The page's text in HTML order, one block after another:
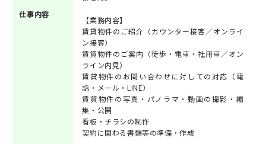
仕事内容
【業務内容】
賃貸物件のご紹介（カウンター接客／オンライ
ン接客）
賃貸物件のご案内（徒歩・電車・社用車／オン
ライン内見）
賃貸物件のお問い合わせに対しての対応（電
話・メール・LINE）
賃貸物件の写真・パノラマ・動画の撮影・編
集・公開
看板・チラシの制作
契約に関わる書類等の準備・作成